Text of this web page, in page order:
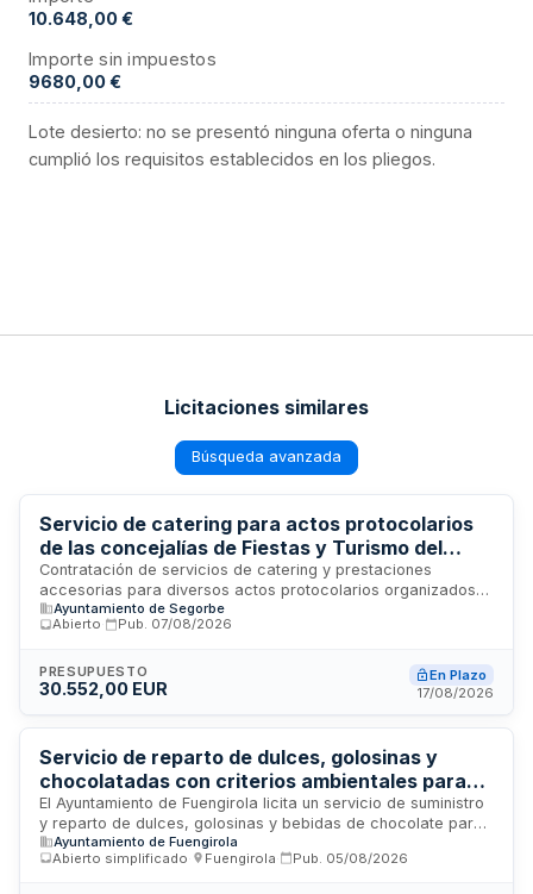
10.648,00 €
Importe sin impuestos
9680,00 €
Lote desierto: no se presentó ninguna oferta o ninguna
cumplió los requisitos establecidos en los pliegos.
Licitaciones similares
Búsqueda avanzada
Servicio de catering para actos protocolarios
de las concejalías de Fiestas y Turismo del
Ayuntamiento de Segorbe
Contratación de servicios de catering y prestaciones
accesorias para diversos actos protocolarios organizados
por las concejalías de Fiestas y Turismo del Ayuntamiento de
Segorbe durante el año 2026. La licitación se tramita
adjudicación y tramitación urgente, conforme a la normativa
de contratos del sector público. El contratista deberá
Segorbe con condiciones mínimas establecidas
técnicamente.
Ayuntamiento de Segorbe
Abierto
Pub. 07/08/2026
PRESUPUESTO
30.552,00 EUR
En Plazo
17/08/2026
Servicio de reparto de dulces, golosinas y
chocolatadas con criterios ambientales para
eventos y actividades del Ayuntamiento de
Fuengirola
El Ayuntamiento de Fuengirola licita un servicio de suministro
y reparto de dulces, golosinas y bebidas de chocolate para
las diferentes actividades y eventos organizados por sus
concejalías. El contrato se estructura en lotes independientes
Ayuntamiento de Fuengirola
Abierto simplificado
Fuengirola Pub. 05/08/2026